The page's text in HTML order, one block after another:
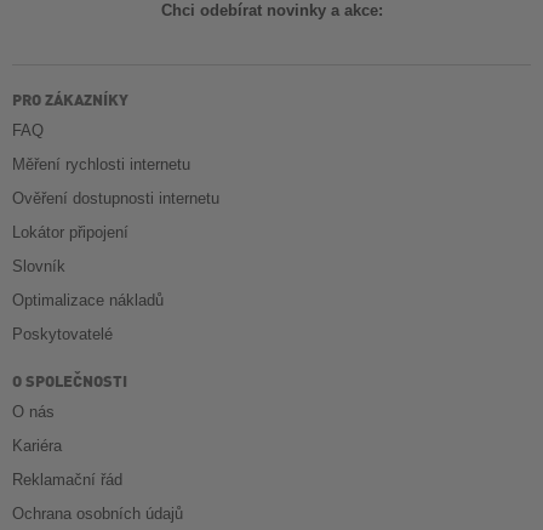
Chci odebírat novinky a akce:
PRO ZÁKAZNÍKY
FAQ
Měření rychlosti internetu
Ověření dostupnosti internetu
Lokátor připojení
Slovník
Optimalizace nákladů
Poskytovatelé
O SPOLEČNOSTI
O nás
Kariéra
Reklamační řád
Ochrana osobních údajů